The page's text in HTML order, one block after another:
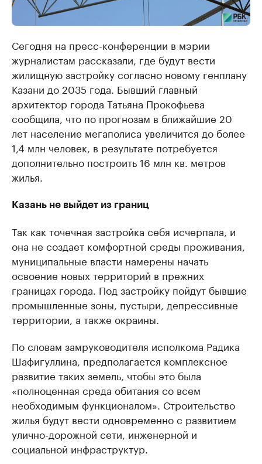
Сегодня на пресс-конференции в мэрии
журналистам рассказали, где будут вести
жилищную застройку согласно новому генплану
Казани до 2035 года. Бывший главный
архитектор города Татьяна Прокофьева
сообщила, что по прогнозам в ближайшие 20
лет население мегаполиса увеличится до более
1,4 млн человек, в результате потребуется
дополнительно построить 16 млн кв. метров
жилья.
Казань не выйдет из границ
Так как точечная застройка себя исчерпала, и
она не создает комфортной среды проживания,
муниципальные власти намерены начать
освоение новых территорий в прежних
границах города. Под застройку пойдут бывшие
промышленные зоны, пустыри, депрессивные
территории, а также окраины.
По словам замруководителя исполкома Радика
Шафигуллина, предполагается комплексное
развитие таких земель, чтобы это была
«полноценная среда обитания со всем
необходимым функционалом». Строительство
жилья будут вести одновременно с развитием
улично-дорожной сети, инженерной и
социальной инфраструктур.